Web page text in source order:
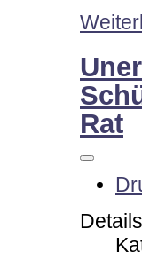
Rat
Details